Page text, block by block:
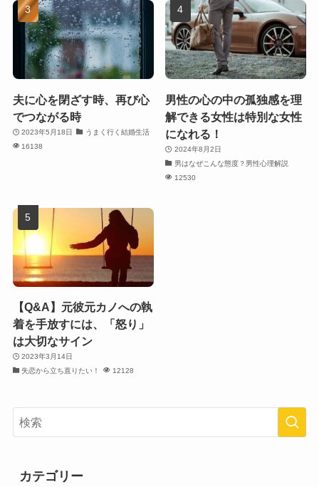
夫に心を閉ざす時、再び心
でつながる時
2023年5月18日
うまく行く結婚生活
16138
男性の心の中の孤独感を理
解できる女性は特別な女性
になれる！
2024年8月2日
男はなぜこんな態度？男性心理解説
12530
【Q&A】元彼元カノへの執
着を手放すには、「怒り」
は大切なサイン
2023年3月14日
失恋から立ち直りたい！
12128
カテゴリー